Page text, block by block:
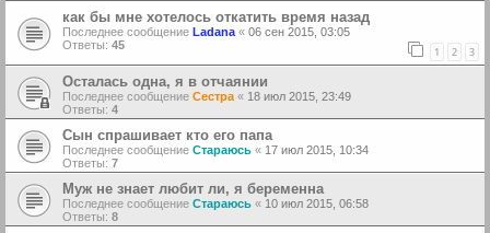
как бы мне хотелось откатить время назад
Последнее сообщение Ladana « 06 сен 2015, 03:05
Ответы: 45 1 2 3
Осталась одна, я в отчаянии
Последнее сообщение Сестра « 18 июл 2015, 23:49
Ответы: 4
Сын спрашивает кто его папа
Последнее сообщение Стараюсь « 17 июл 2015, 10:34
Ответы: 7
Муж не знает любит ли, я беременна
Последнее сообщение Стараюсь « 10 июл 2015, 06:58
Ответы: 8